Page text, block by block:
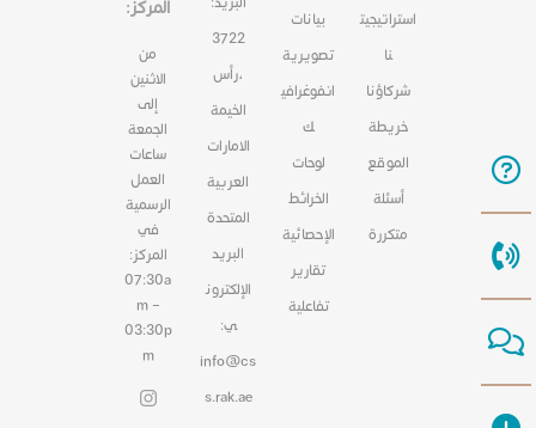
استراتيجيت
نا
شركاؤنا
خريطة
الموقع
أسئلة
متكررة
بيانات
تصويرية
انفوغرافي
ك
لوحات
الخرائط
الإحصائية
تقارير
تفاعلية
3722
،رأس
الخيمة
الامارات
العربية
المتحدة
البريد
الإلكترون
ي:
info@cs
s.rak.ae
المركز:
من
الاثنين
إلى
الجمعة
ساعات
العمل
الرسمية
في
المركز:
07:30a
m –
03:30p
m